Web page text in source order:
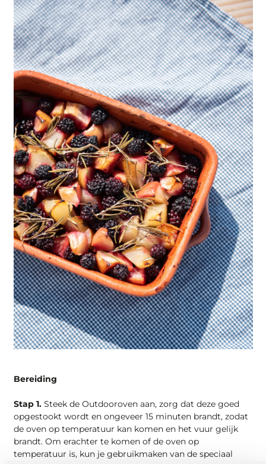
Bereiding
Stap 1.Steek de Outdooroven aan, zorg dat deze goed
opgestookt wordt en ongeveer 15 minuten brandt, zodat
de oven op temperatuur kan komen en het vuur gelijk
brandt. Om erachter te komen of de oven op
temperatuur is, kun je gebruikmaken van de speciaal